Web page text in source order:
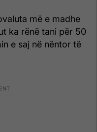
më e madhe
ka rënë tani për 50
e saj në nëntor të